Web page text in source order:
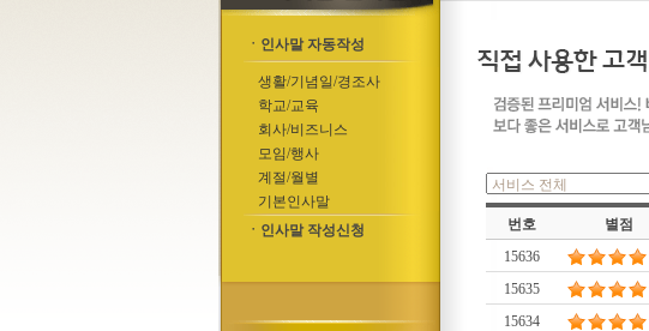
ㆍ인사말 자동작성
생활/기념일/경조사
학교/교육
회사/비즈니스
모임/행사
계절/월별
기본인사말
ㆍ인사말 작성신청
번호 별점
15636
15635
15634